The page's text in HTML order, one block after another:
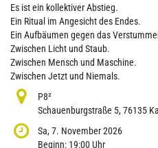
Es ist ein kollektiver Abstieg.
Ein Ritual im Angesicht des Endes.
Ein Aufbäumen gegen das
Zwischen Licht und Staub.
Zwischen Mensch und Maschine.
Zwischen Jetzt und Niemals.
P8²
Schauenburgstraße 5, 76135
Sa, 7. November 2026
Beginn: 19:00Uhr